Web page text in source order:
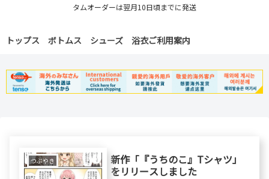
タムオーダーは翌月10日頃までに発送
トップス ボトムス シューズ 浴衣ご利用案内
つぶやき
新作「『うちのこ』Tシャツ」
をリリースしました